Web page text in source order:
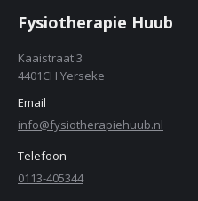
Fysiotherapie Huub
Kaaistraat 3
4401CH Yerseke
Email
info@fysiotherapiehuub.nl
Telefoon
0113-405344